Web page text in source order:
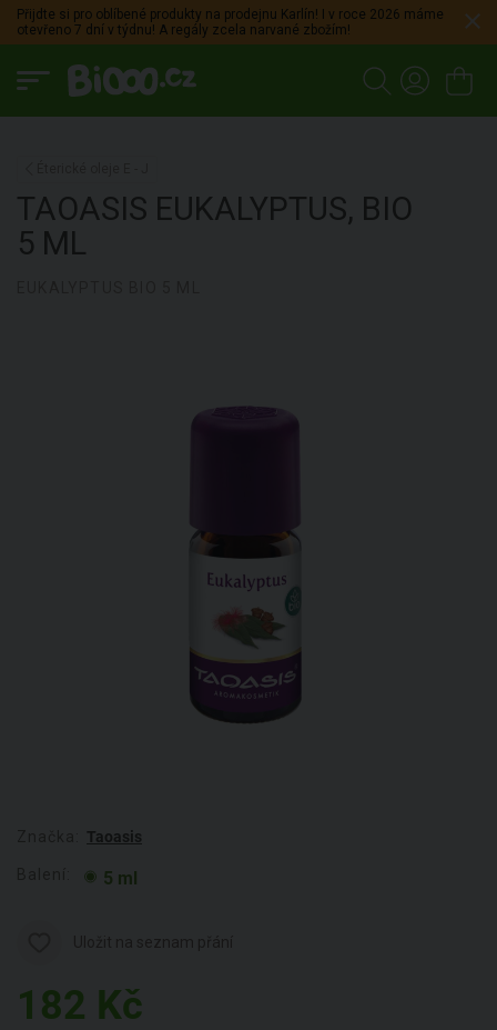
Přijdte si pro oblíbené produkty na prodejnu Karlín! I v roce 2026 máme
otevřeno 7 dní v týdnu! A regály zcela narvané zbožím!
TAOASIS EUKALYPTUS, BIO
5 ML
Taoasis
5 ml
182 Kč